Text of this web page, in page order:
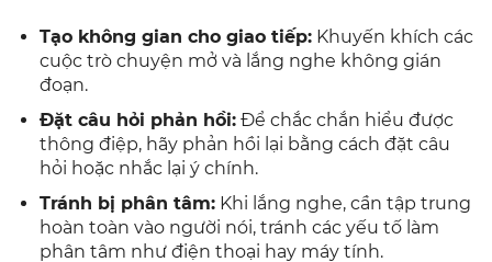
Tạo không gian cho giao tiếp: Khuyến khích các
cuộc trò chuyện mở và lắng nghe không gián
đoạn.
Đặt câu hỏi phản hồi: Để chắc chắn hiểu được
thông điệp, hãy phản hồi lại bằng cách đặt câu
hỏi hoặc nhắc lại ý chính.
Tránh bị phân tâm: Khi lắng nghe, cần tập trung
hoàn toàn vào người nói, tránh các yếu tố làm
phân tâm như điện thoại hay máy tính.